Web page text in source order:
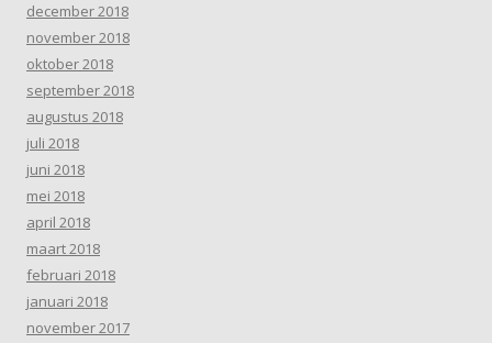
december 2018
november 2018
oktober 2018
september 2018
augustus 2018
juli 2018
juni 2018
mei 2018
april 2018
maart 2018
februari 2018
januari 2018
november 2017